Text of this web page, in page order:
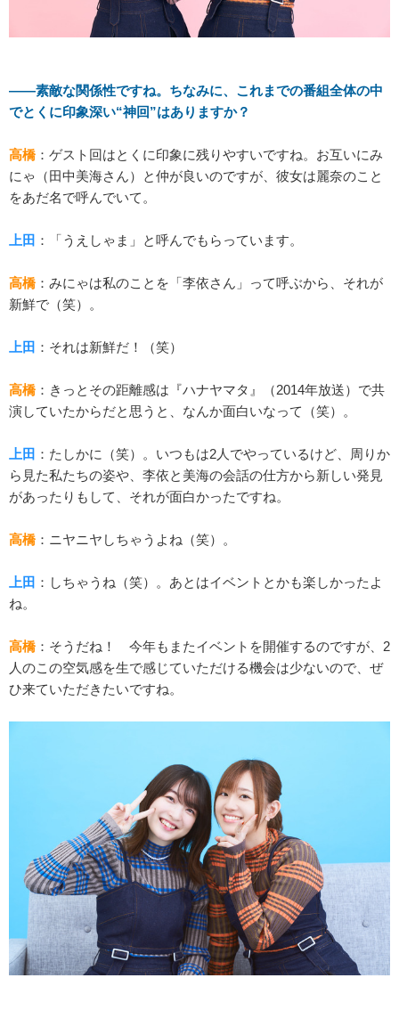
――素敵な関係性ですね。ちなみに、これまでの番組全体の中
でとくに印象深い“神回”はありますか？
高橋 ：ゲスト回はとくに印象に残りやすいですね。お互いにみ
にゃ（田中美海さん）と仲が良いのですが、彼女は麗奈のこと
をあだ名で呼んでいて。
上田 ：「うえしゃま」と呼んでもらっています。
高橋 ：みにゃは私のことを「李依さん」って呼ぶから、それが
新鮮で（笑）。
上田 ：それは新鮮だ！（笑）
高橋 ：きっとその距離感は『ハナヤマタ』（2014年放送）で共
演していたからだと思うと、なんか面白いなって（笑）。
上田 ：たしかに（笑）。いつもは2人でやっているけど、周りか
ら見た私たちの姿や、李依と美海の会話の仕方から新しい発見
があったりもして、それが面白かったですね。
高橋 ：ニヤニヤしちゃうよね（笑）。
上田 ：しちゃうね（笑）。あとはイベントとかも楽しかったよ
ね。
高橋 ：そうだね！ 今年もまたイベントを開催するのですが、2
人のこの空気感を生で感じていただける機会は少ないので、ぜ
ひ来ていただきたいですね。